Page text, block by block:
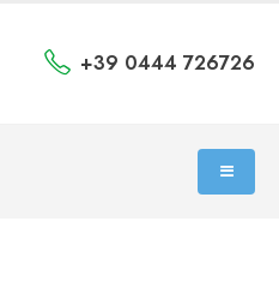
+39 0444 726726